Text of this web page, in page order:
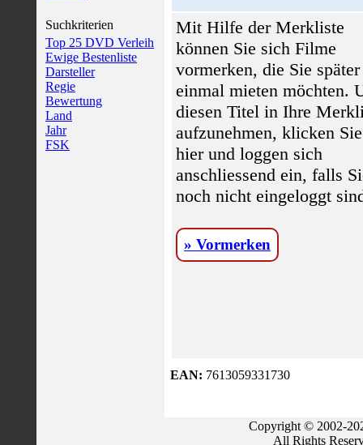
Suchkriterien
Top 25 DVD Verleih
Ewige Bestenliste
Darsteller
Regie
Bewertung
Land
Jahr
FSK
Mit Hilfe der Merkliste
können Sie sich Filme
vormerken, die Sie später
einmal mieten möchten.
diesen Titel in Ihre
aufzunehmen, klicken Sie
hier und loggen sich
anschliessend ein, falls
noch nicht eingeloggt
» Vormerken
EAN: 7613059331730
Copyright © 2002-
All Rights